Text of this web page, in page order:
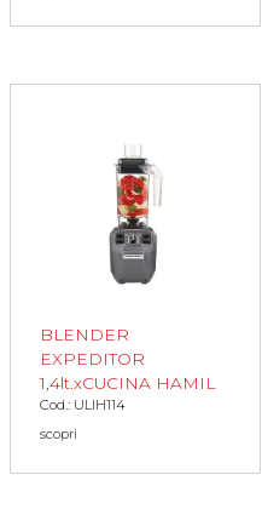
BLENDER
EXPEDITOR
1,4lt.xCUCINA HAMIL
Cod.: ULIH114
scopri